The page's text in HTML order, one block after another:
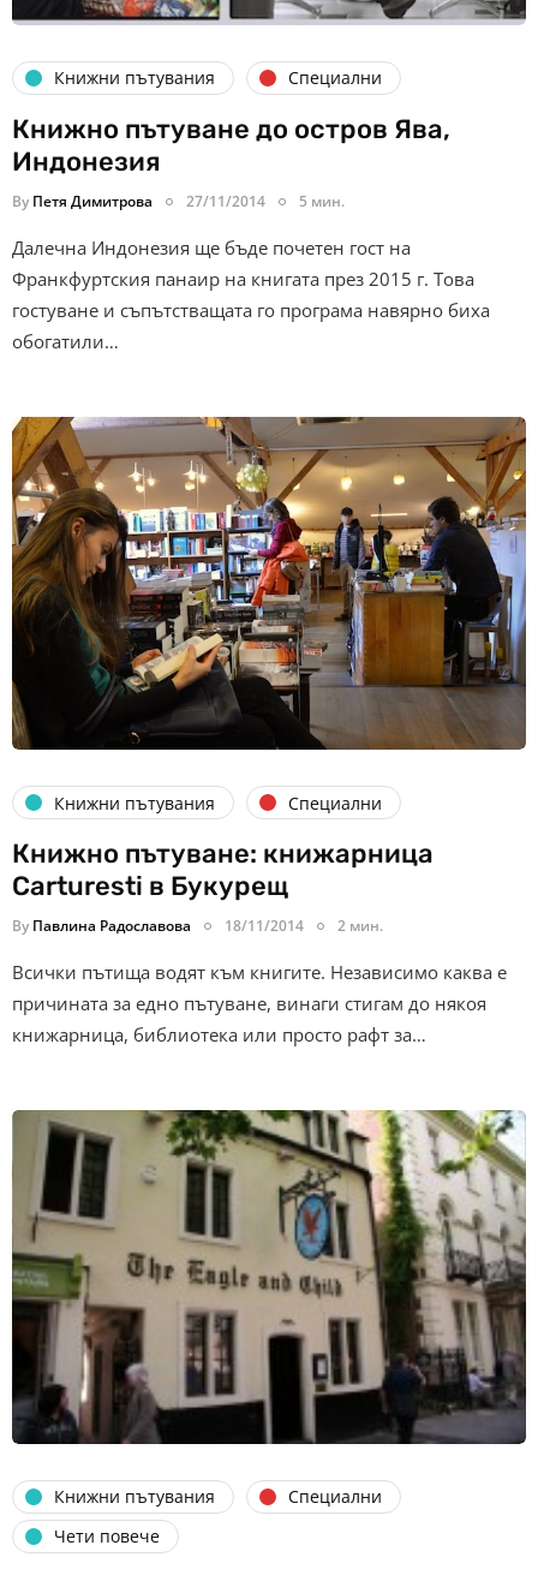
Книжни пътувания Специални
Книжно пътуване до остров Ява,
Индонезия
By Петя Димитрова 27/11/2014 5 мин.
Далечна Индонезия ще бъде почетен гост на
Франкфуртския панаир на книгата през 2015 г. Това
гостуване и съпътстващата го програма навярно биха
обогатили…
Книжни пътувания Специални
Книжно пътуване: книжарница
Carturesti в Букурещ
By Павлина Радославова 18/11/2014 2 мин.
Всички пътища водят към книгите. Независимо каква е
причината за едно пътуване, винаги стигам до някоя
книжарница, библиотека или просто рафт за…
Книжни пътувания
Специални
Чети повече